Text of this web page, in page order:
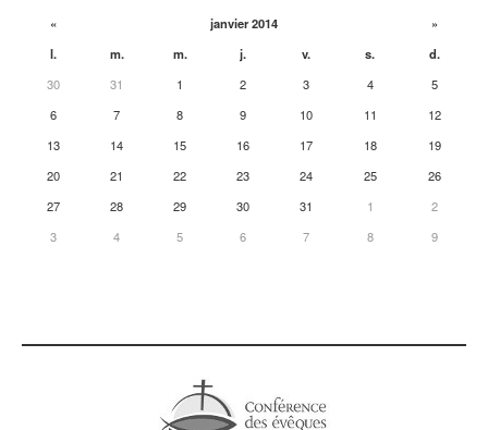
« janvier 2014
»
l.
m. m. j. v. s.
d.
30
31 1 2 3 4
5
6
7 8 9 10 11
12
13
14 15 16 17 18
19
20
21 22 23 24 25
26
27
28 29 30 31 1
2
3
4 5 6 7 8 9